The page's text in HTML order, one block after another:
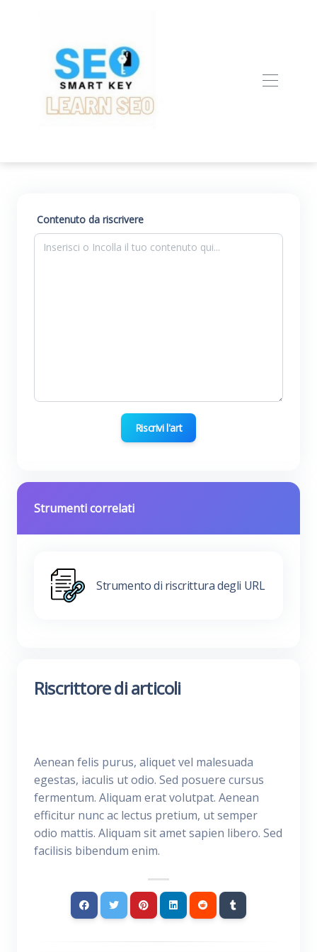
Contenuto da riscrivere
Riscrivi l'art
Strumenti correlati
Strumento di riscrittura degli URL
Riscrittore di articoli
Aenean felis purus, aliquet vel malesuada
egestas, iaculis ut odio. Sed posuere cursus
fermentum. Aliquam erat volutpat. Aenean
efficitur nunc ac lectus pretium, ut semper
odio mattis. Aliquam sit amet sapien libero. Sed
facilisis bibendum enim.